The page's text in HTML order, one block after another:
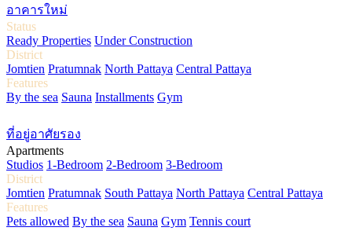
อาคารใหม่
Status
Ready Properties Under Construction
District
Jomtien Pratumnak North Pattaya Central Pattaya
Features
By the sea Sauna Installments Gym
ที่อยู่อาศัยรอง
Apartments
Studios 1-Bedroom 2-Bedroom 3-Bedroom
District
Jomtien Pratumnak South Pattaya North Pattaya Central Pattaya
Features
Pets allowed By the sea Sauna Gym Tennis court